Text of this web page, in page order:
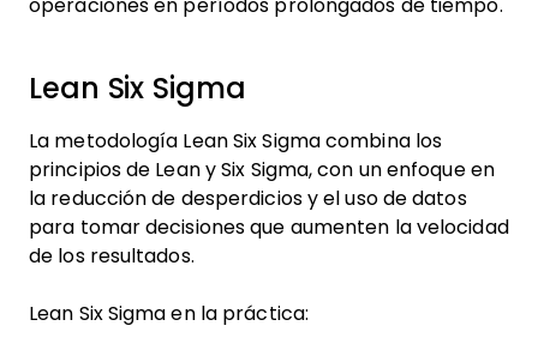
operaciones en períodos prolongados de tiempo.
Lean Six Sigma
La metodología Lean Six Sigma combina los
principios de Lean y Six Sigma, con un enfoque en
la reducción de desperdicios y el uso de datos
para tomar decisiones que aumenten la velocidad
de los resultados.
Lean Six Sigma en la práctica: